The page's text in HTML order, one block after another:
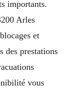
importants.
Arles
et
des prestations
vous